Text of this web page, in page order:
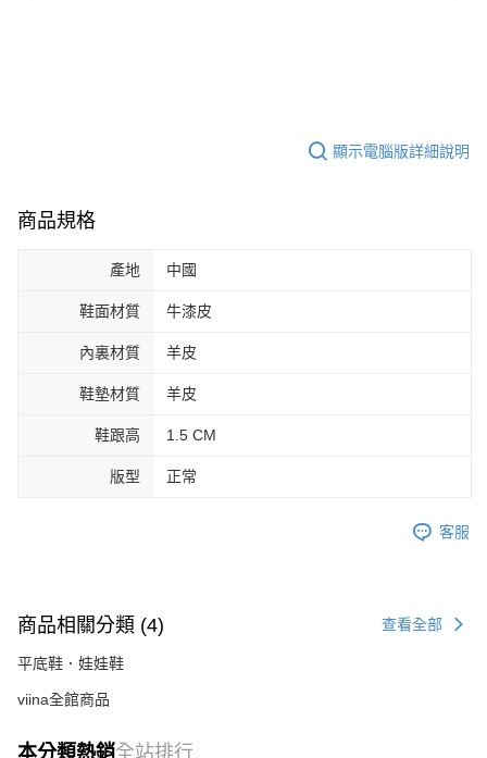
顯示電腦版詳細說明
商品規格
產地 中國
鞋面材質 牛漆皮
內裏材質 羊皮
鞋墊材質 羊皮
鞋跟高 1.5 CM
版型 正常
客服
商品相關分類 (4) 查看全部
平底鞋．娃娃鞋
viina全館商品
本分類熱銷全站排行